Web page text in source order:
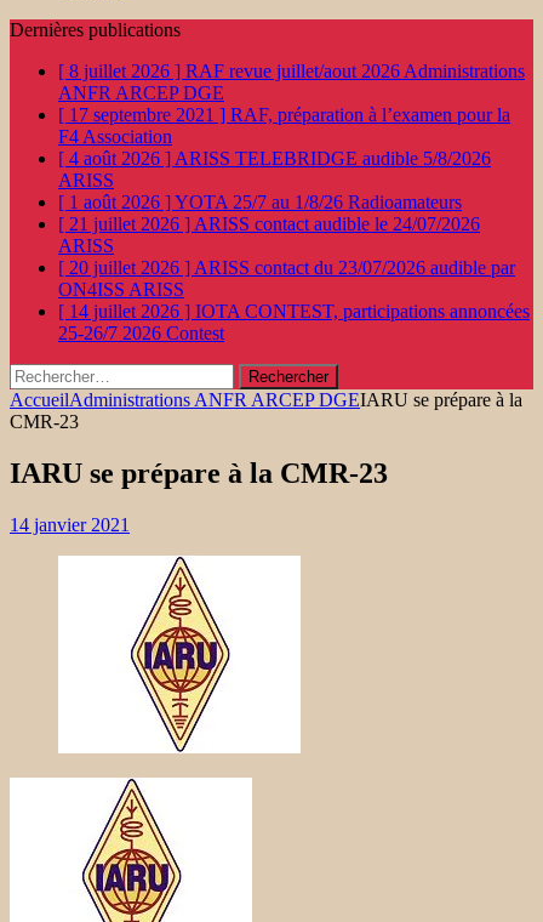
Dernières publications
[ 8 juillet 2026 ] RAF revue juillet/aout 2026 Administrations
ANFR ARCEP DGE
[ 17 septembre 2021 ] RAF, préparation à l’examen pour la
F4 Association
[ 4 août 2026 ] ARISS TELEBRIDGE audible 5/8/2026
ARISS
[ 1 août 2026 ]YOTA 25/7 au 1/8/26 Radioamateurs
[ 21 juillet 2026 ] ARISS contact audible le 24/07/2026
ARISS
[ 20 juillet 2026 ] ARISS contact du 23/07/2026 audible par
ON4ISS ARISS
[ 14 juillet 2026 ] IOTA CONTEST, participations annoncées
25-26/7 2026 Contest
Rechercher :
AccueilAdministrations ANFR ARCEP DGEIARU se prépare à la
CMR-23
IARU se prépare à la CMR-23
14 janvier 2021